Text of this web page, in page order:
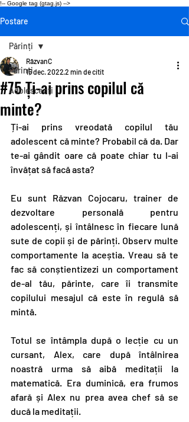
!-- Google tag (gtag.js) -->
Postare
Părinți
Adolescenți
Părinți
#75 Ți-ai prins copilul că
minte?
RăzvanC
15 dec. 2022 2 min de citit
Ți-ai prins vreodată copilul tău
adolescent că minte? Probabil că da. Dar
te-ai gândit oare că poate chiar tu l-ai
învățat să facă asta?
Eu sunt Răzvan Cojocaru, trainer de
dezvoltare personală pentru
adolescenți, și întâlnesc în fiecare lună
sute de copii și de părinți. Observ multe
comportamente la aceștia. Vreau să te
fac să conștientizezi un comportament
de-al tău, părinte, care îi transmite
copilului mesajul că este în regulă să
mintă.
Totul se întâmpla după o lecție cu un
cursant, Alex, care după întâlnirea
noastră urma să aibă meditații la
matematică. Era duminică, era frumos
afară și Alex nu prea avea chef să se
ducă la meditații.